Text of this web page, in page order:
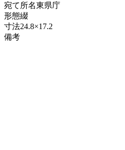
宛て所名東県庁
形態綴
寸法24.8×17.2
備考